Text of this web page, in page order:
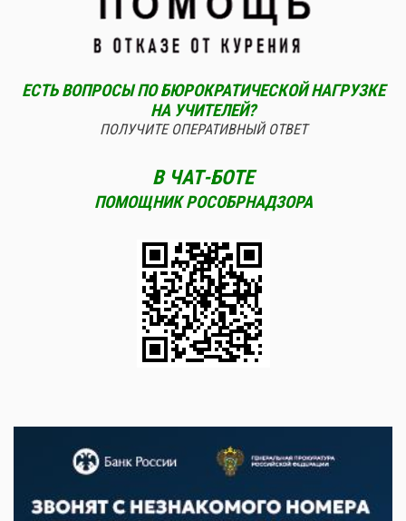
ЕСТЬ ВОПРОСЫ ПО БЮРОКРАТИЧЕСКОЙ НАГРУЗКЕ
НА УЧИТЕЛЕЙ?
ПОЛУЧИТЕ ОПЕРАТИВНЫЙ ОТВЕТ
В ЧАТ-БОТЕ
ПОМОЩНИК РОСОБРНАДЗОРА